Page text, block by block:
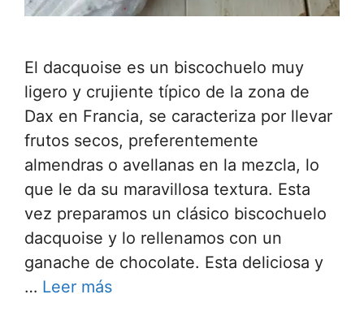
El dacquoise es un biscochuelo muy
ligero y crujiente típico de la zona de
Dax en Francia, se caracteriza por llevar
frutos secos, preferentemente
almendras o avellanas en la mezcla, lo
que le da su maravillosa textura. Esta
vez preparamos un clásico biscochuelo
dacquoise y lo rellenamos con un
ganache de chocolate. Esta deliciosa y
… Leer más